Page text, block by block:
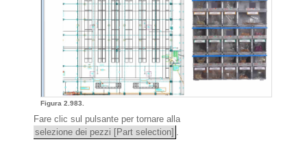
Figura 2.983.
Fare clic sul pulsante per tornare alla
selezione dei pezzi [Part selection] .